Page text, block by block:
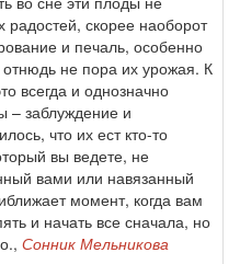
скорее наоборот
и печаль, особенно
не пора их урожая. К
всегда и однозначно
– заблуждение и
что их ест кто-то
вы ведете, не
вами или навязанный
момент, когда вам
и начать все сначала, но
Сонник Мельникова